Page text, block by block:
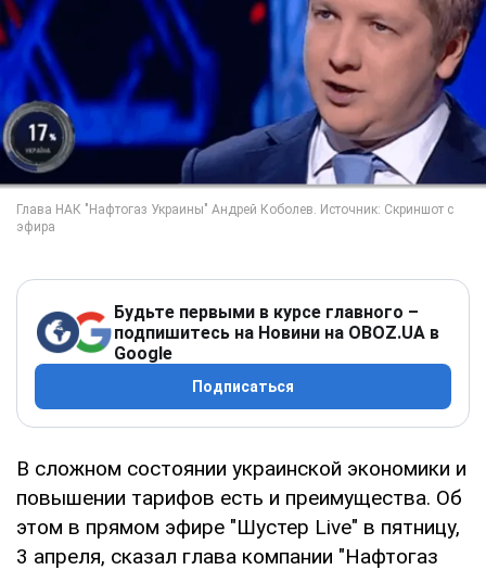
Будьте первыми в курсе главного –
подпишитесь на Новини на OBOZ.UA в
Google
Подписаться
В сложном состоянии украинской экономики и
повышении тарифов есть и преимущества. Об
этом в прямом эфире "Шустер Live" в пятницу,
3 апреля, сказал глава компании "Нафтогаз